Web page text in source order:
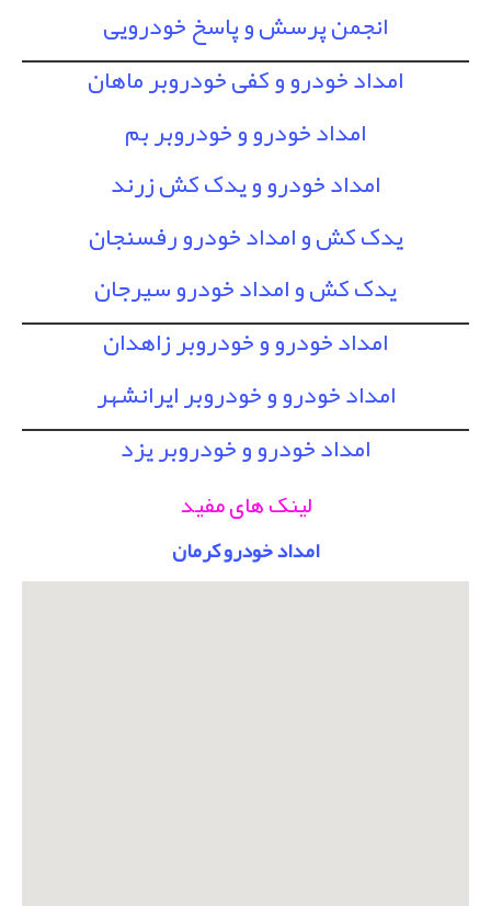
انجمن پرسش و پاسخ خودرویی
امداد خودرو و کفی خودروبر ماهان
امداد خودرو و خودروبر بم
امداد خودرو و یدک کش زرند
یدک کش و امداد خودرو رفسنجان
یدک کش و امداد خودرو سیرجان
امداد خودرو و خودروبر زاهدان
امداد خودرو و خودروبر ایرانشهر
امداد خودرو و خودروبر یزد
لینک های مفید
امداد خودرو کرمان